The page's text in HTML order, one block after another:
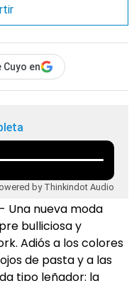
en
by Thinkindot Audio
Una nueva moda
bulliciosa y
Adiós a los colores
de pasta y a las
tipo leñador: la